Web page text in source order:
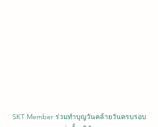
SKT Member ร่วมทำบุญวันคล้ายวันครบรอบ